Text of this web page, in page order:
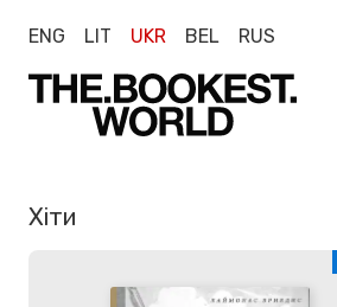
ENG LIT UKR BEL RUS
Хіти